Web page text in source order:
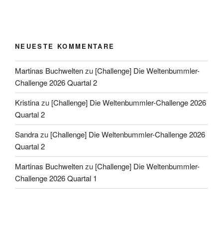
NEUESTE KOMMENTARE
Martinas Buchweltenzu [Challenge] Die Weltenbummler-
Challenge 2026 Quartal 2
Kristinazu [Challenge] Die Weltenbummler-Challenge 2026
Quartal 2
Sandrazu [Challenge] Die Weltenbummler-Challenge 2026
Quartal 2
Martinas Buchweltenzu [Challenge] Die Weltenbummler-
Challenge 2026 Quartal 1